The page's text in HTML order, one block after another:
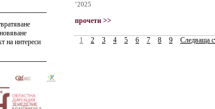
на интереси
’2025
прочети >>
1 2 3 4 5 6 7 8 9 Следваща